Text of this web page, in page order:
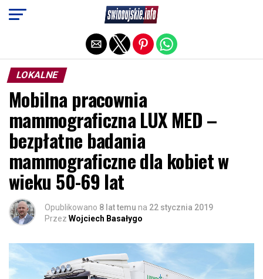
LOKALNE
Mobilna pracownia
mammograficzna LUX MED –
bezpłatne badania
mammograficzne dla kobiet w
wieku 50-69 lat
Opublikowano 8 lat temu na 22 stycznia 2019
Przez Wojciech Basałygo
Exit mobile version